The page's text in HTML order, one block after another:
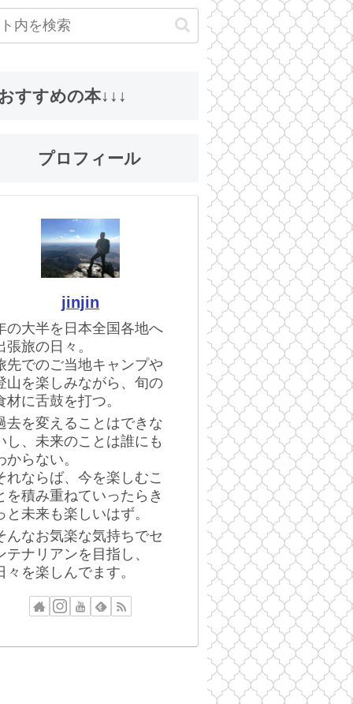
すすめの本↓↓↓
フィール
jinjin
の大半を日本全国各地へ
張旅の日々。
先でのご当地キャンプや
山を楽しみながら、旬の
材に舌鼓を打つ。
去を変えることはできな
し、未来のことは誰にも
からない。
れならば、今を楽しむこ
を積み重ねていったらき
と未来も楽しいはず。
んなお気楽な気持ちでセ
テナリアンを目指し、
々を楽しんでます。